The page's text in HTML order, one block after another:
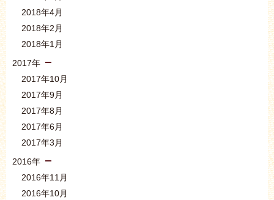
2018年4月
2018年2月
2018年1月
2017年
2017年10月
2017年9月
2017年8月
2017年6月
2017年3月
2016年
2016年11月
2016年10月